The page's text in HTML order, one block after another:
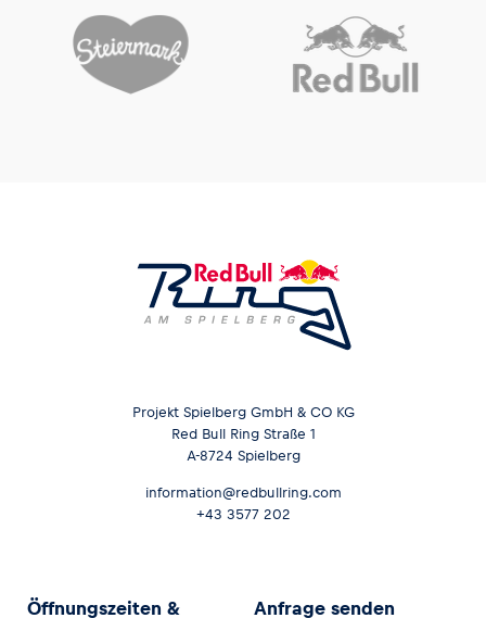
Glossar
Alle anzeigen
Projekt Spielberg GmbH & CO KG
Red Bull Ring Straße 1
A-8724 Spielberg
information@redbullring.com
+43 3577 202
Öffnungszeiten &
Anfrage senden